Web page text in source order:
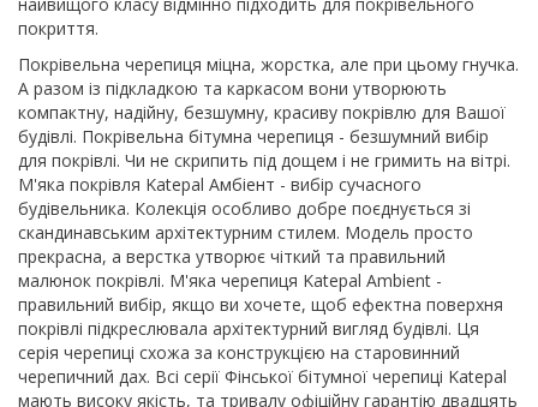
найвищого класу відмінно підходить для покрівельного
покриття.
Покрівельна черепиця міцна, жорстка, але при цьому гнучка.
А разом із підкладкою та каркасом вони утворюють
компактну, надійну, безшумну, красиву покрівлю для Вашої
будівлі. Покрівельна бітумна черепиця - безшумний вибір
для покрівлі. Чи не скрипить під дощем і не гримить на вітрі.
М'яка покрівля Katepal Амбіент - вибір сучасного
будівельника. Колекція особливо добре поєднується зі
скандинавським архітектурним стилем. Модель просто
прекрасна, а верстка утворює чіткий та правильний
малюнок покрівлі. М'яка черепиця Katepal Ambient -
правильний вибір, якщо ви хочете, щоб ефектна поверхня
покрівлі підкреслювала архітектурний вигляд будівлі. Ця
серія черепиці схожа за конструкцією на старовинний
черепичний дах. Всі серії Фінської бітумної черепиці Katepal
мають високу якість, та тривалу офіційну гарантію двадцять